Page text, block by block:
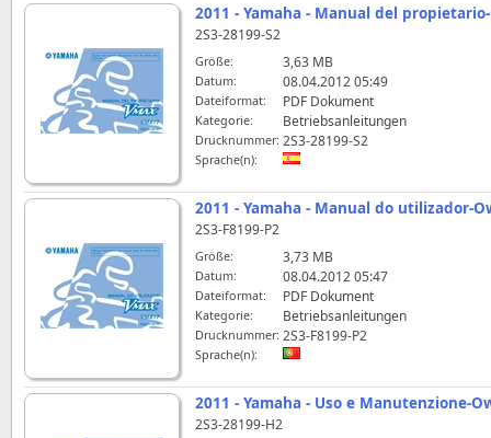
2011 - Yamaha - Manual del
2S3-28199-S2
Größe: 3,63 MB
Datum: 08.04.2012 05:49
Dateiformat: PDF Dokument
Kategorie: Betriebsanleitungen
Drucknummer: 2S3-28199-S2
Sprache(n):
2011 - Yamaha - Manual do utilizador-
2S3-F8199-P2
Größe: 3,73 MB
Datum: 08.04.2012 05:47
Dateiformat: PDF Dokument
Kategorie: Betriebsanleitungen
Drucknummer: 2S3-F8199-P2
Sprache(n):
2011 - Yamaha - Uso e Manutenzione-
2S3-28199-H2